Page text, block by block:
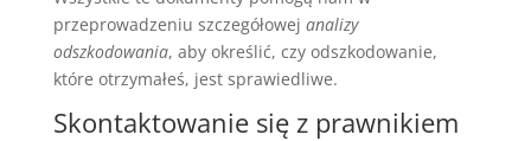
przeprowadzeniu szczegółowej analizy
odszkodowania, aby określić, czy odszkodowanie,
które otrzymałeś, jest sprawiedliwe.
Skontaktowanie się z prawnikiem